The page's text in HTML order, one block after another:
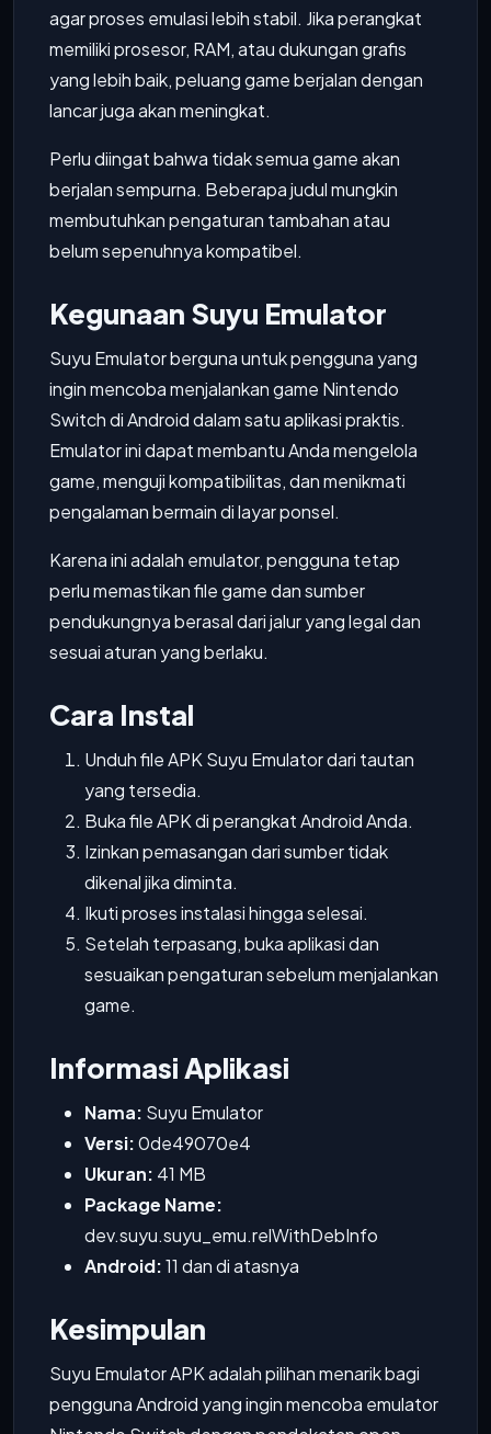
agar proses emulasi lebih stabil. Jika perangkat
memiliki prosesor, RAM, atau dukungan grafis
yang lebih baik, peluang game berjalan dengan
lancar juga akan meningkat.
Perlu diingat bahwa tidak semua game akan
berjalan sempurna. Beberapa judul mungkin
membutuhkan pengaturan tambahan atau
belum sepenuhnya kompatibel.
Kegunaan Suyu Emulator
Suyu Emulator berguna untuk pengguna yang
ingin mencoba menjalankan game Nintendo
Switch di Android dalam satu aplikasi praktis.
Emulator ini dapat membantu Anda mengelola
game, menguji kompatibilitas, dan menikmati
pengalaman bermain di layar ponsel.
Karena ini adalah emulator, pengguna tetap
perlu memastikan file game dan sumber
pendukungnya berasal dari jalur yang legal dan
sesuai aturan yang berlaku.
Cara Instal
Unduh file APK Suyu Emulator dari tautan
yang tersedia.
Buka file APK di perangkat Android Anda.
Izinkan pemasangan dari sumber tidak
dikenal jika diminta.
Ikuti proses instalasi hingga selesai.
Setelah terpasang, buka aplikasi dan
sesuaikan pengaturan sebelum menjalankan
game.
Informasi Aplikasi
Nama: Suyu Emulator
Versi:0de49070e4
Ukuran: 41 MB
Package Name:
dev.suyu.suyu_emu.relWithDebInfo
Android:11 dan di atasnya
Kesimpulan
Suyu Emulator APK adalah pilihan menarik bagi
pengguna Android yang ingin mencoba emulator